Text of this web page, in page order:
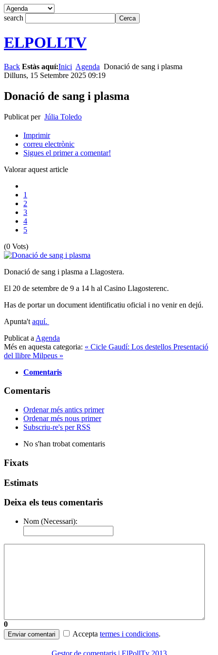
search
ELPOLLTV
Back Estàs aquí:Inici Agenda Donació de sang i plasma
Dilluns, 15 Setembre 2025 09:19
Donació de sang i plasma
Publicat per Júlia Toledo
Imprimir
correu electrònic
Sigues el primer a comentar!
Valorar aquest article
1
2
3
4
5
(0 Vots)
Donació de sang i plasma a Llagostera.
El 20 de setembre de 9 a 14 h al Casino Llagosterenc.
Has de portar un document identificatiu oficial i no venir en dejú.
Apunta't aquí.
Publicat a Agenda
Més en aquesta categoria: « Cicle Gaudí: Los destellos Presentació
del llibre Milpeus »
Comentaris
Comentaris
Ordenar més antics primer
Ordenar més nous primer
Subscriu-re's per RSS
No s'han trobat comentaris
Fixats
Estimats
Deixa els teus comentaris
Nom (Necessari):
0
Enviar comentari Accepta termes i condicions.
Gestor de comentaris | ElPollTv 2013